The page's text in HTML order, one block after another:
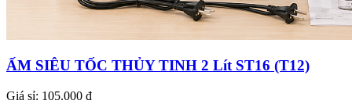
ẤM SIÊU TỐC THỦY TINH 2 Lít ST16 (T12)
Giá sỉ: 105.000 đ